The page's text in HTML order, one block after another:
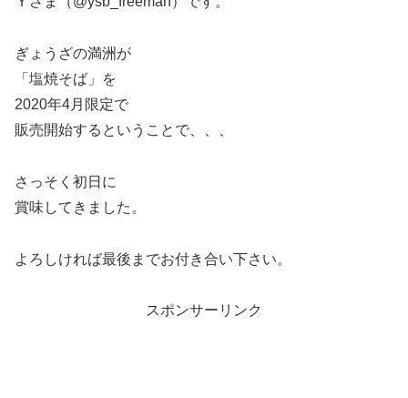
ぎょうざの満洲が
「塩焼そば」を
2020年4月限定で
販売開始するということで、、、
さっそく初日に
賞味してきました。
よろしければ最後までお付き合い下さい。
スポンサーリンク